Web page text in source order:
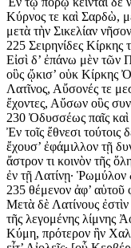
Κύρνος τε καὶ Σαρδὼ,
μετὰ τὴν Σικελίαν
225 Σειρηνίδες Κίρκης
Εἰσὶ δ’ ἐπάνω μὲν τῶν
οὓς ᾤκισ’ οὑκ Κίρκης
Λατῖνος, Αὔσονές τε
ἔχοντες, Αὔσων οὓς
230 Ὀδυσσέως παῖς
Ἐν τοῖς ἔθνεσι τούτοις
ἔχουσ’ ἐφάμιλλον τῇ
ἄστρον τι κοινὸν τῆς
ἐν τῇ Λατίνῃ· Ῥωμύλον
235 θέμενον ἀφ’ αὑτοῦ
Μετὰ δὲ Λατίνους ἐστὶν
τῆς λεγομένης λίμνης
Κύμη, πρότερον ἣν